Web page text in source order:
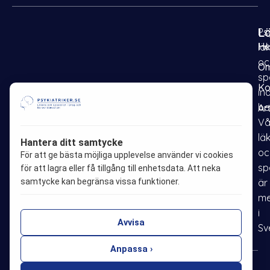
är
i
a
c
e
b
k
n
s
t
a
a
i
n
t
e
s
i
n
k
e
n
Hantera ditt samtycke
För att ge bästa möjliga upplevelse använder vi cookies
för att lagra eller få tillgång till enhetsdata. Att neka
samtycke kan begränsa vissa funktioner.
Avvisa
Anpassa ›